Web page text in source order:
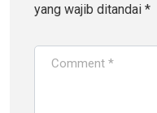
yang wajib ditandai *